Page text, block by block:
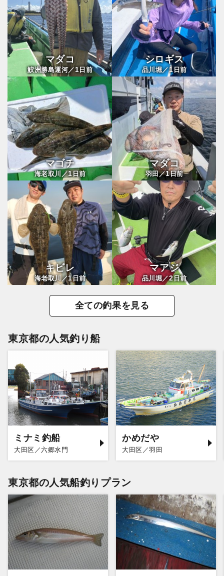
マダコ
鮫洲勝島運河／ 1日前
シロギス
品川堀／1日前
マゴチ
海老取川／1 日前
マダコ
羽田／1日前
キビレ
海老取川／1日前
マアジ
品川堀／2日前
全ての釣果を見る
東京都の人気釣り船
ミナミ釣船
大田区／六郷水門
かめだや
大田区／羽田
東京都の人気船釣りプラン